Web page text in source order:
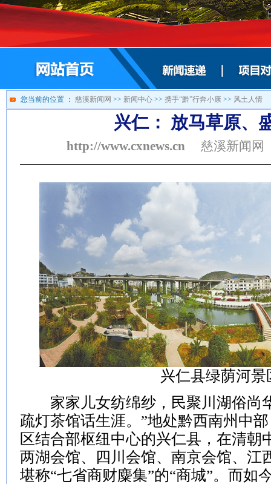
您当前的位置 ： 慈溪新闻网 >> 新闻中心 >> 携手“黔”行奔小康 >> 风土人情
兴仁： 放马草原、
http://www.cxnews.cn 慈溪新闻网
兴仁县绿荫河景
家家儿女纺绵纱，民聚川湖俗尚
疏灯茶馆话生涯。”地处黔西南州中
区结合部枢纽中心的兴仁县，在清朝
两湖会馆、四川会馆、南京会馆、江
堪称“七省商财麋集”的“商城”。而如